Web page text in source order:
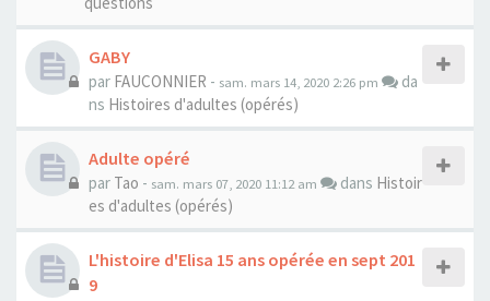
GABY
par FAUCONNIER - sam. mars 14, 2020 2:26 pm
da
ns Histoires d'adultes (opérés)
Adulte opéré
par Tao - sam. mars 07, 2020 11:12 am dans Histoir
es d'adultes (opérés)
L'histoire d'Elisa 15 ans opérée en sept 201
9